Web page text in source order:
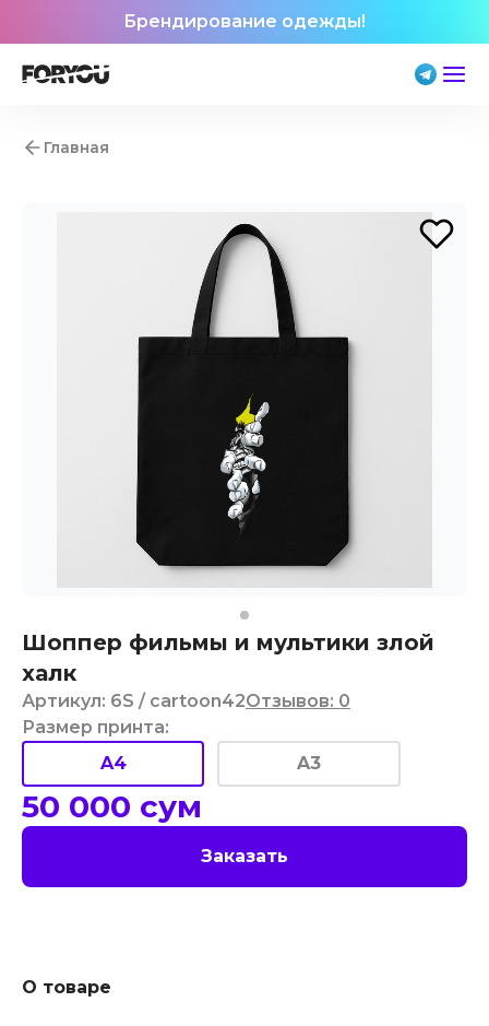
Брендирование одежды!
Главная
Шоппер фильмы и мультики злой
халк
Артикул: 6S / cartoon42Отзывов: 0
Размер принта:
A4
A3
50 000 сум
Заказать
О товаре